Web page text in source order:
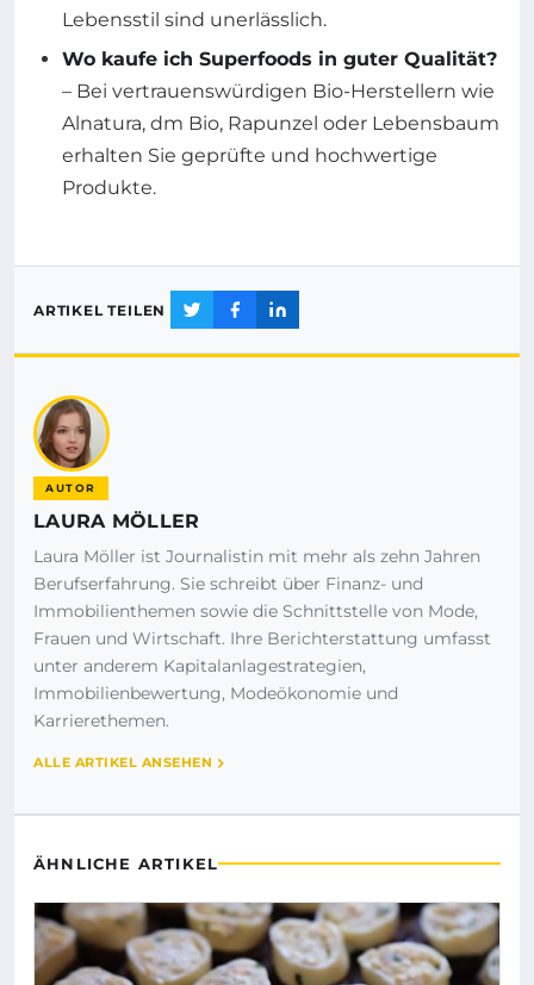
Lebensstil sind unerlässlich.
Wo kaufe ich Superfoods in guter Qualität?
– Bei vertrauenswürdigen Bio-Herstellern wie
Alnatura, dm Bio, Rapunzel oder Lebensbaum
erhalten Sie geprüfte und hochwertige
Produkte.
ARTIKEL TEILEN
AUTOR
LAURA MÖLLER
Laura Möller ist Journalistin mit mehr als zehn Jahren
Berufserfahrung. Sie schreibt über Finanz- und
Immobilienthemen sowie die Schnittstelle von Mode,
Frauen und Wirtschaft. Ihre Berichterstattung umfasst
unter anderem Kapitalanlagestrategien,
Immobilienbewertung, Modeökonomie und
Karrierethemen.
ALLE ARTIKEL ANSEHEN
ÄHNLICHE ARTIKEL